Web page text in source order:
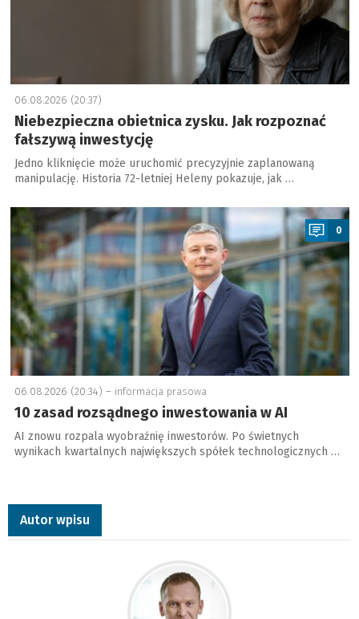
06.08.2026 (20:37)
Niebezpieczna obietnica zysku. Jak rozpoznać
fałszywą inwestycję
Jedno kliknięcie może uruchomić precyzyjnie zaplanowaną
manipulację. Historia 72-letniej Heleny pokazuje, jak …
a
0
06.08.2026 (20:34) – informacja prasowa
10 zasad rozsądnego inwestowania w AI
AI znowu rozpala wyobraźnię inwestorów. Po świetnych
wynikach kwartalnych największych spółek technologicznych …
Autor wpisu